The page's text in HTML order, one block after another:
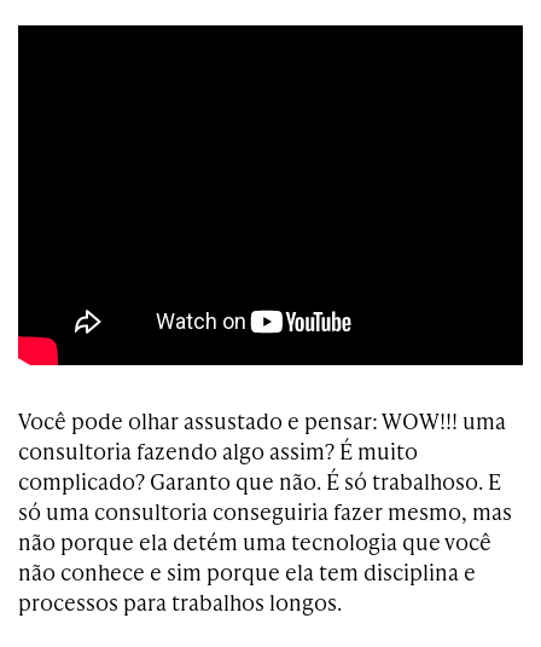
Você pode olhar assustado e pensar: WOW!!! uma
consultoria fazendo algo assim? É muito
complicado? Garanto que não. É só trabalhoso. E
só uma consultoria conseguiria fazer mesmo, mas
não porque ela detém uma tecnologia que você
não conhece e sim porque ela tem disciplina e
processos para trabalhos longos.